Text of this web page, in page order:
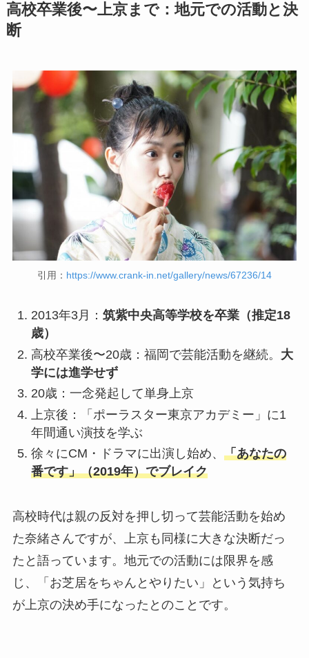
高校卒業後〜上京まで：地元での活動と決
断
引用： https://www.crank-in.net/gallery/news/67236/14
2013年3月： 筑紫中央高等学校を卒業（推定18
歳）
高校卒業後〜20歳：福岡で芸能活動を継続。 大
学には進学せず
20歳：一念発起して単身上京
上京後：「ポーラスター東京アカデミー」に1
年間通い演技を学ぶ
徐々にCM・ドラマに出演し始め、 「あなたの
番です」（2019年）でブレイク
高校時代は親の反対を押し切って芸能活動を始め
た奈緒さんですが、上京も同様に大きな決断だっ
たと語っています。地元での活動には限界を感
じ、「お芝居をちゃんとやりたい」という気持ち
が上京の決め手になったとのことです。